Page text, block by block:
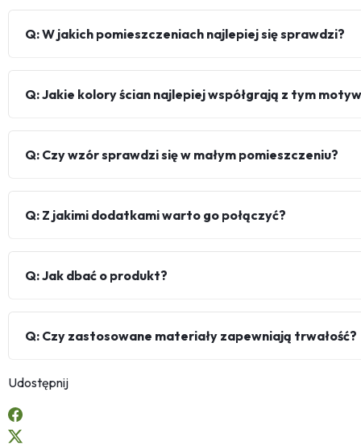
Q: W jakich pomieszczeniach najlepiej się sprawdzi?
Q: Jakie kolory ścian najlepiej współgrają z tym
Q: Czy wzór sprawdzi się w małym pomieszczeniu?
Q: Z jakimi dodatkami warto go połączyć?
Q: Jak dbać o produkt?
Q: Czy zastosowane materiały zapewniają trwałość?
Udostępnij